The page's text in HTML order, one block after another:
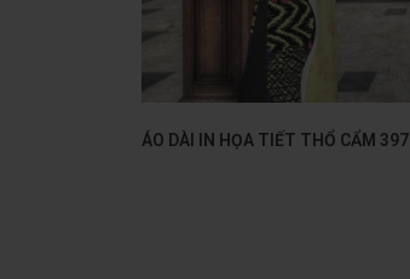
ÁO DÀI IN HỌA TIẾT THỔ CẨM 397